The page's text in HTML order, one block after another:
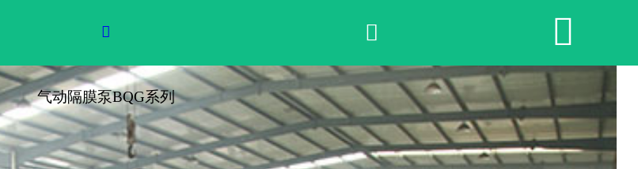
网站首页
产品中心
荣誉资质

气动隔膜泵BQG系列
 